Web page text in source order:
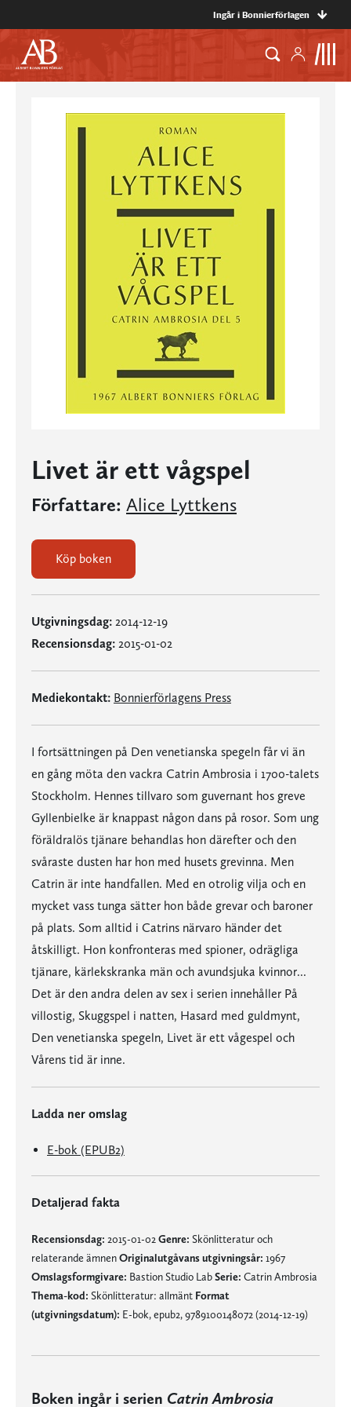
Ingår i Bonnierförlagen
Livet är ett vågspel
Författare: Alice Lyttkens
Köp boken
Utgivningsdag: 2014-12-19
Recensionsdag: 2015-01-02
Mediekontakt: Bonnierförlagens Press
I fortsättningen på Den venetianska spegeln får vi än
en gång möta den vackra Catrin Ambrosia i 1700-talets
Stockholm. Hennes tillvaro som guvernant hos greve
Gyllenbielke är knappast någon dans på rosor. Som ung
föräldralös tjänare behandlas hon därefter och den
svåraste dusten har hon med husets grevinna. Men
Catrin är inte handfallen. Med en otrolig vilja och en
mycket vass tunga sätter hon både grevar och baroner
på plats. Som alltid i Catrins närvaro händer det
åtskilligt. Hon konfronteras med spioner, odrägliga
tjänare, kärlekskranka män och avundsjuka kvinnor...
Det är den andra delen av sex i serien innehåller På
villostig, Skuggspel i natten, Hasard med guldmynt,
Den venetianska spegeln, Livet är ett vågespel och
Vårens tid är inne.
Ladda ner omslag
E-bok (EPUB2)
Detaljerad fakta
Recensionsdag: 2015-01-02 Genre: Skönlitteratur och
relaterande ämnenOriginalutgåvans utgivningsår: 1967
Omslagsformgivare: Bastion Studio LabSerie: Catrin Ambrosia
Thema-kod: Skönlitteratur: allmänt Format
(utgivningsdatum): E-bok, epub2, 9789100148072 (2014-12-19)
Boken ingår i serien Catrin Ambrosia